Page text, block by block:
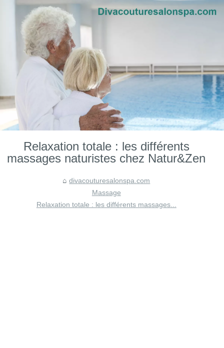
Relaxation totale : les différents
massages naturistes chez Natur&Zen
divacouturesalonspa.com
Massage
Relaxation totale : les différents massages...